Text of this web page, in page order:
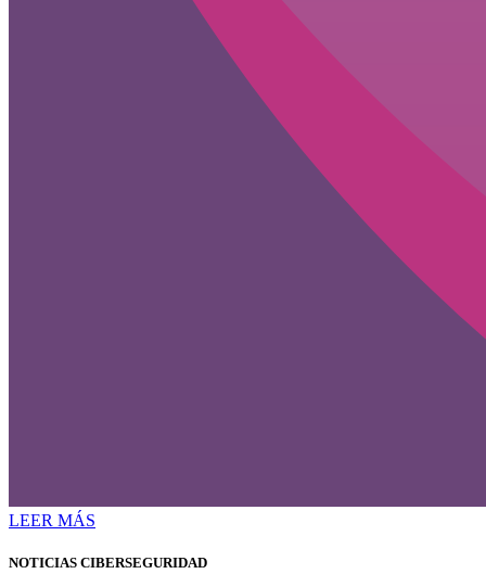
LEER MÁS
NOTICIAS CIBERSEGURIDAD